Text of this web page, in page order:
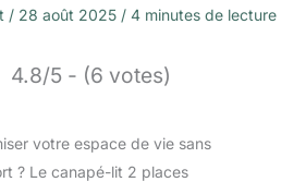
/ 28 août 2025 / 4 minutes de lecture
4.8/5 - (6 votes)
votre espace de vie sans
? Le canapé-lit 2 places